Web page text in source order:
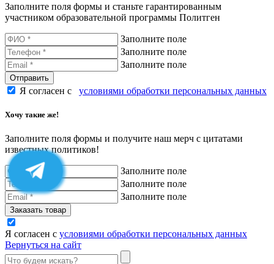
Заполните поля формы и станьте гарантированным
участником образовательной программы Политген
Заполните поле
Заполните поле
Заполните поле
Я согласен с условиями обработки персональных данных
Хочу такие же!
Заполните поля формы и получите наш мерч с цитатами
известных политиков!
Заполните поле
Заполните поле
Заполните поле
Я согласен с условиями обработки персональных данных
Вернуться на сайт